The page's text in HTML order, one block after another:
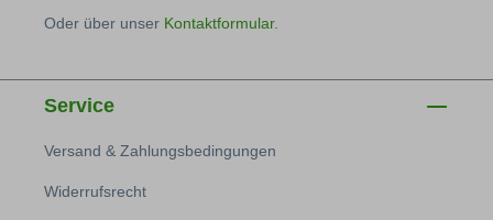
Oder über unser Kontaktformular.
Service
Versand & Zahlungsbedingungen
Widerrufsrecht